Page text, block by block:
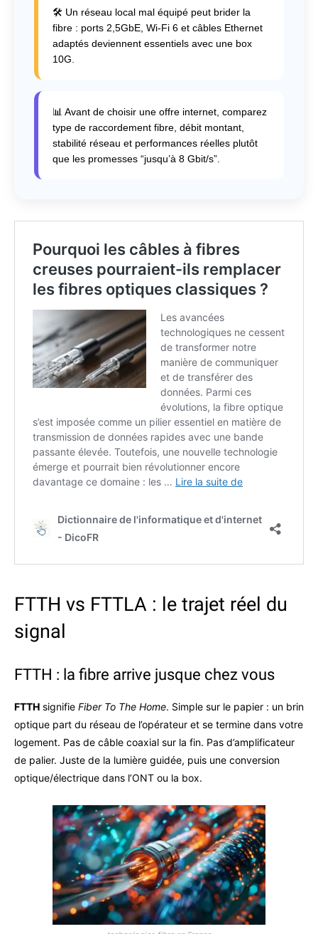
🛠️ Un réseau local mal équipé peut brider la
fibre : ports 2,5GbE, Wi-Fi 6 et câbles Ethernet
adaptés deviennent essentiels avec une box
10G.
📊 Avant de choisir une offre internet, comparez
type de raccordement fibre, débit montant,
stabilité réseau et performances réelles plutôt
que les promesses “jusqu’à 8 Gbit/s”.
FTTH vs FTTLA : le trajet réel du
signal
FTTH : la fibre arrive jusque chez vous
FTTH signifie Fiber To The Home. Simple sur le papier : un brin
optique part du réseau de l’opérateur et se termine dans votre
logement. Pas de câble coaxial sur la fin. Pas d’amplificateur
de palier. Juste de la lumière guidée, puis une conversion
optique/électrique dans l’ONT ou la box.